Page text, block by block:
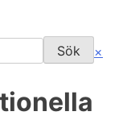
×